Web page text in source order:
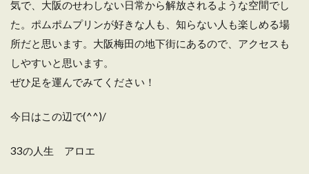
気で、大阪のせわしない日常から解放されるような空間でし
た。ポムポムプリンが好きな人も、知らない人も楽しめる場
所だと思います。大阪梅田の地下街にあるので、アクセスも
しやすいと思います。
ぜひ足を運んでみてください！
今日はこの辺で(^^)/
33の人生 アロエ